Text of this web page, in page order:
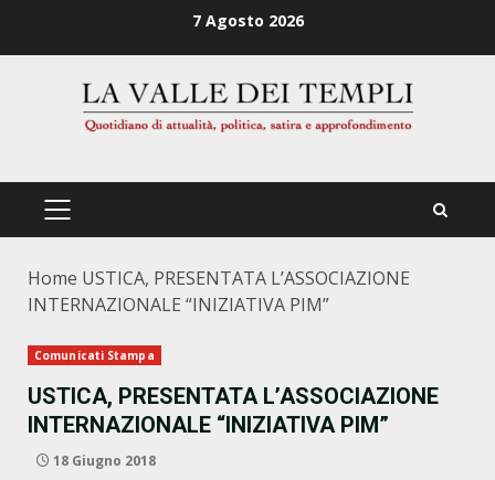
7 Agosto 2026
PRIMÄRES
Home USTICA, PRESENTATA L’ASSOCIAZIONE
INTERNAZIONALE “INIZIATIVA PIM”
Comunicati Stampa
USTICA, PRESENTATA L’ASSOCIAZIONE
INTERNAZIONALE “INIZIATIVA PIM”
18 Giugno 2018